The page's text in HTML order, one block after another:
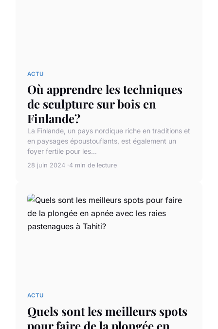
ACTU
Où apprendre les techniques
de sculpture sur bois en
Finlande?
La Finlande, un pays nordique riche en traditions et
en paysages époustouflants, est également un
foyer fertile pour les...
28 juin 2024 4 min de lecture
ACTU
Quels sont les meilleurs spots
pour faire de la plongée en